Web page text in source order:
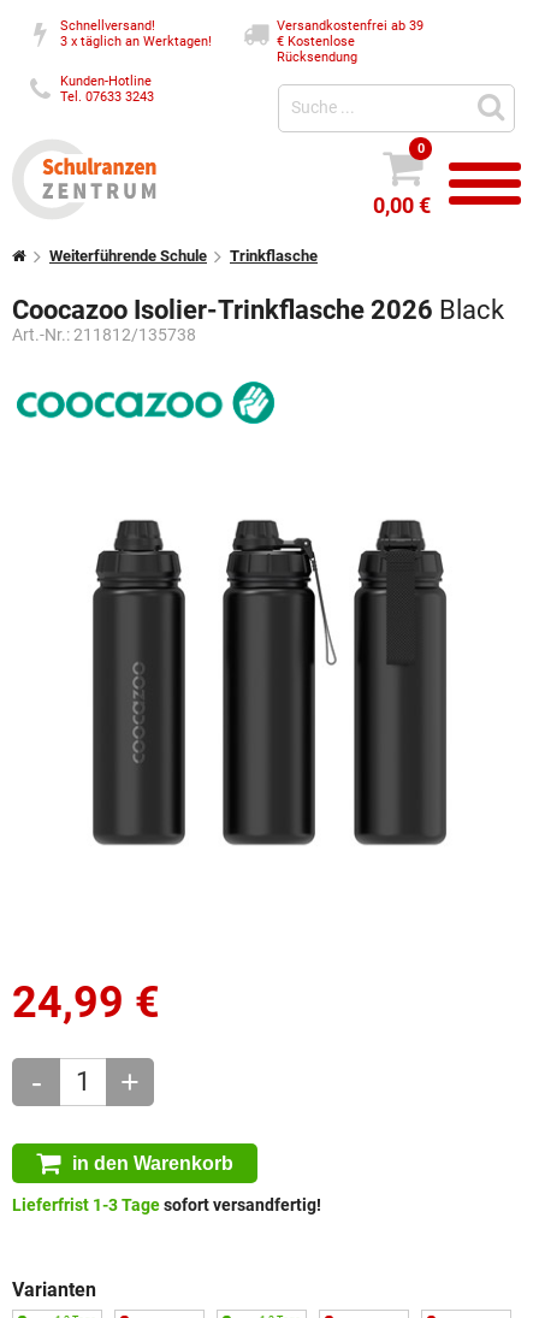
Schnellversand!
3 x täglich an Werktagen!
Versandkostenfrei ab 39
€Kostenlose
Rücksendung
Kunden-Hotline
Tel. 07633 3243
0
0,00 €
Weiterführende Schule Trinkflasche
Coocazoo Isolier-Trinkflasche 2026 Black
Art.-Nr.:211812/135738
24,99 €
- +
in den Warenkorb
Lieferfrist 1-3 Tagesofort versandfertig!
Varianten